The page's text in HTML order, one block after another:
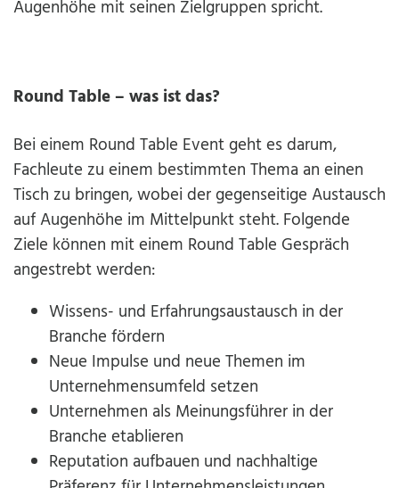
Augenhöhe mit seinen Zielgruppen spricht.
Round Table – was ist das?
Bei einem Round Table Event geht es darum,
Fachleute zu einem bestimmten Thema an einen
Tisch zu bringen, wobei der gegenseitige Austausch
auf Augenhöhe im Mittelpunkt steht. Folgende
Ziele können mit einem Round Table Gespräch
angestrebt werden:
Wissens- und Erfahrungsaustausch in der
Branche fördern
Neue Impulse und neue Themen im
Unternehmensumfeld setzen
Unternehmen als Meinungsführer in der
Branche etablieren
Reputation aufbauen und nachhaltige